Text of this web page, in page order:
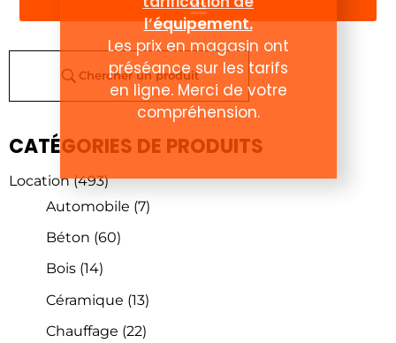
Chercher un produit
CATÉGORIES DE PRODUITS
Location (493)
Automobile (7)
Béton (60)
Bois (14)
Céramique (13)
Chauffage (22)
l’équipement.
Les prix en magasin ont
préséance sur les tarifs
en ligne. Merci de votre
compréhension.